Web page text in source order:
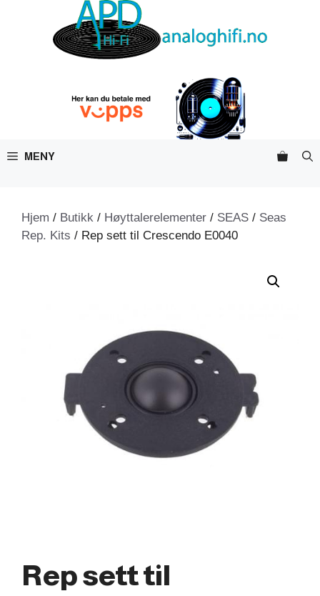
MENY
Hjem / Butikk / Høyttalerelementer / SEAS / Seas
Rep. Kits / Rep sett til Crescendo E0040
Rep sett til